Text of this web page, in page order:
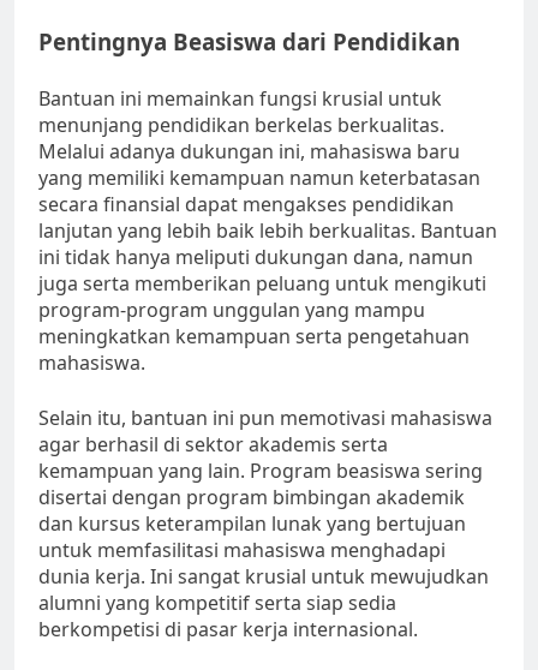
Pentingnya Beasiswa dari Pendidikan
Bantuan ini memainkan fungsi krusial untuk
menunjang pendidikan berkelas berkualitas.
Melalui adanya dukungan ini, mahasiswa baru
yang memiliki kemampuan namun keterbatasan
secara finansial dapat mengakses pendidikan
lanjutan yang lebih baik lebih berkualitas. Bantuan
ini tidak hanya meliputi dukungan dana, namun
juga serta memberikan peluang untuk mengikuti
program-program unggulan yang mampu
meningkatkan kemampuan serta pengetahuan
mahasiswa.
Selain itu, bantuan ini pun memotivasi mahasiswa
agar berhasil di sektor akademis serta
kemampuan yang lain. Program beasiswa sering
disertai dengan program bimbingan akademik
dan kursus keterampilan lunak yang bertujuan
untuk memfasilitasi mahasiswa menghadapi
dunia kerja. Ini sangat krusial untuk mewujudkan
alumni yang kompetitif serta siap sedia
berkompetisi di pasar kerja internasional.